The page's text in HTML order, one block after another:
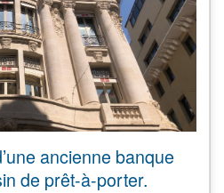
ancienne banque
de prêt-à-porter.